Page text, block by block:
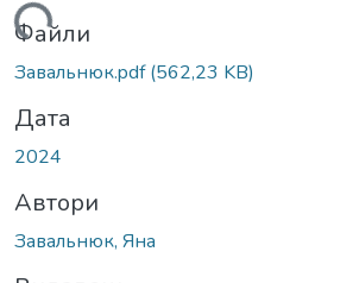
Файли
Завальнюк.pdf(562,23 KB)
Дата
2024
Автори
Завальнюк, Яна